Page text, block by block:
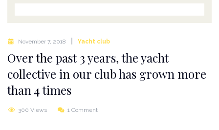
November 7, 2018 Yacht club
Over the past 3 years, the yacht
collective in our club has grown more
than 4 times
300 Views 1 Comment